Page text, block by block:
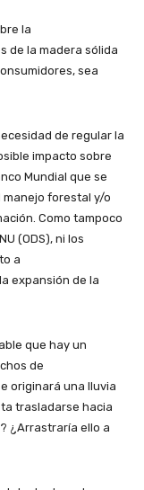
la
de la madera sólida
sea
de regular la
impacto sobre
Mundial que se
forestal y/o
Como tampoco
(ODS), ni los
a
expansión de la
que hay un
de
originará una lluvia
trasladarse hacia
¿Arrastraría ello a